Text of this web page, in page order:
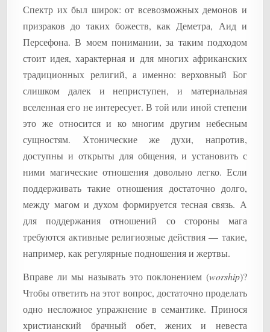
Спектр их был широк: от всевозможных демонов и
призраков до таких божеств, как Деметра, Аид и
Персефона. В моем понимании, за таким подходом
стоит идея, характерная и для многих африканских
традиционных религий, а именно: верховный Бог
слишком далек и неприступен, и материальная
вселенная его не интересует. В той или иной степени
это же относится и ко многим другим небесным
сущностям. Хтонические же духи, напротив,
доступны и открыты для общения, и установить с
ними магические отношения довольно легко. Если
поддерживать такие отношения достаточно долго,
между магом и духом формируется тесная связь. А
для поддержания отношений со стороны мага
требуются активные религиозные действия — такие,
например, как регулярные подношения и жертвы.
Вправе ли мы называть это поклонением (worship)?
Чтобы ответить на этот вопрос, достаточно проделать
одно несложное упражнение в семантике. Принося
христианский брачный обет, жених и невеста